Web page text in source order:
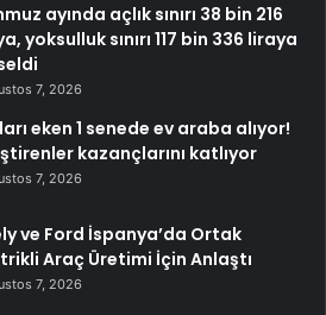
ayında açlık sınırı 38 bin 216
yoksulluk sınırı 117 bin 336 liraya
7, 2026
eken 1 senede ev araba alıyor!
kazançlarını katlıyor
7, 2026
ve Ford İspanya’da Ortak
Araç Üretimi İçin Anlaştı
7, 2026